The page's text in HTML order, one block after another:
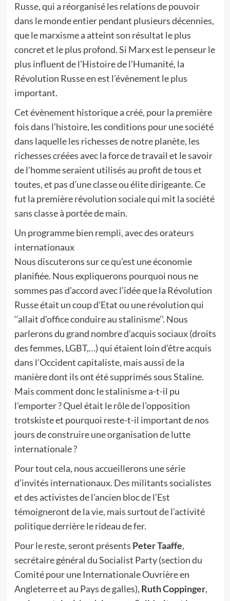
Russe, qui a réorganisé les relations de pouvoir
dans le monde entier pendant plusieurs décennies,
que le marxisme a atteint son résultat le plus
concret et le plus profond. Si Marx est le penseur le
plus influent de l’Histoire de l’Humanité, la
Révolution Russe en est l’évènement le plus
important.
Cet évènement historique a créé, pour la première
fois dans l’histoire, les conditions pour une société
dans laquelle les richesses de notre planète, les
richesses créées avec la force de travail et le savoir
de l’homme seraient utilisés au profit de tous et
toutes, et pas d’une classe ou élite dirigeante. Ce
fut la première révolution sociale qui mit la société
sans classe à portée de main.
Un programme bien rempli, avec des orateurs
internationaux
Nous discuterons sur ce qu’est une économie
planifiée. Nous expliquerons pourquoi nous ne
sommes pas d’accord avec l’idée que la Révolution
Russe était un coup d’Etat ou une révolution qui
‘‘allait d’office conduire au stalinisme’’. Nous
parlerons du grand nombre d’acquis sociaux (droits
des femmes, LGBT,…) qui étaient loin d’être acquis
dans l’Occident capitaliste, mais aussi de la
manière dont ils ont été supprimés sous Staline.
Mais comment donc le stalinisme a-t-il pu
l’emporter ? Quel était le rôle de l’opposition
trotskiste et pourquoi reste-t-il important de nos
jours de construire une organisation de lutte
internationale ?
Pour tout cela, nous accueillerons une série
d’invités internationaux. Des militants socialistes
et des activistes de l’ancien bloc de l’Est
témoigneront de la vie, mais surtout de l’activité
politique derrière le rideau de fer.
Pour le reste, seront présents Peter Taaffe,
secrétaire général du Socialist Party (section du
Comité pour une Internationale Ouvrière en
Angleterre et au Pays de galles), Ruth Coppinger,